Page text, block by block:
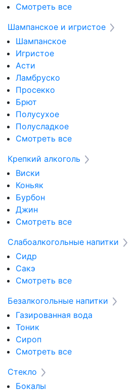
Смотреть все
Шампанское и игристое
Шампанское
Игристое
Асти
Ламбруско
Просекко
Брют
Полусухое
Полусладкое
Смотреть все
Крепкий алкоголь
Виски
Коньяк
Бурбон
Джин
Смотреть все
Слабоалкогольные напитки
Сидр
Сакэ
Смотреть все
Безалкогольные напитки
Газированная вода
Тоник
Сироп
Смотреть все
Стекло
Бокалы